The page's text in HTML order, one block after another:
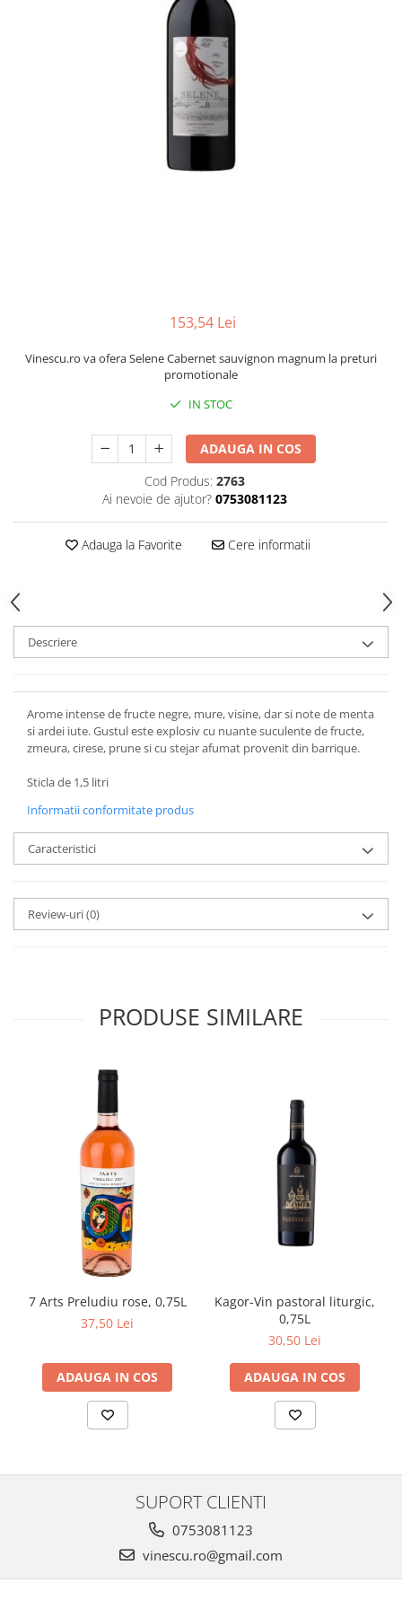
153,54 Lei
Vinescu.ro va ofera Selene Cabernet sauvignon magnum la preturi
promotionale
IN STOC
ADAUGA IN COS
Cod Produs: 2763
Ai nevoie de ajutor? 0753081123
Adauga la Favorite Cere informatii
Descriere
Arome intense de fructe negre, mure, visine, dar si note de menta
si ardei iute. Gustul este explosiv cu nuante suculente de fructe,
zmeura, cirese, prune si cu stejar afumat provenit din barrique.
Sticla de 1,5 litri
Informatii conformitate produs
Caracteristici
Review-uri(0)
PRODUSE SIMILARE
7 Arts Preludiu rose, 0,75L
37,50 Lei
ADAUGA IN COS
Kagor-Vin pastoral liturgic,
0,75L
30,50 Lei
ADAUGA IN COS
SUPORT CLIENTI
0753081123
vinescu.ro@gmail.com